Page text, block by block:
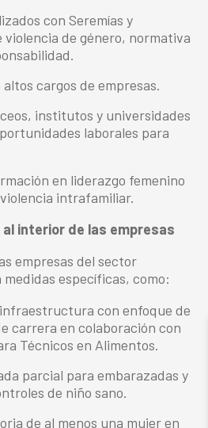
con Seremías y
violencia de género, normativa
cargos de empresas.
institutos y universidades
laborales para
en liderazgo femenino
intrafamiliar.
interior de las empresas
empresas del sector
específicas, como:
con enfoque de
carrera en colaboración con
Técnicos en Alimentos.
parcial para embarazadas y
de niño sano.
de al menos una mujer en